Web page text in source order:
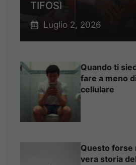
TIFOSI
Luglio 2, 2026
Quando ti
fare a meno
cellulare
Questo forse
vera storia